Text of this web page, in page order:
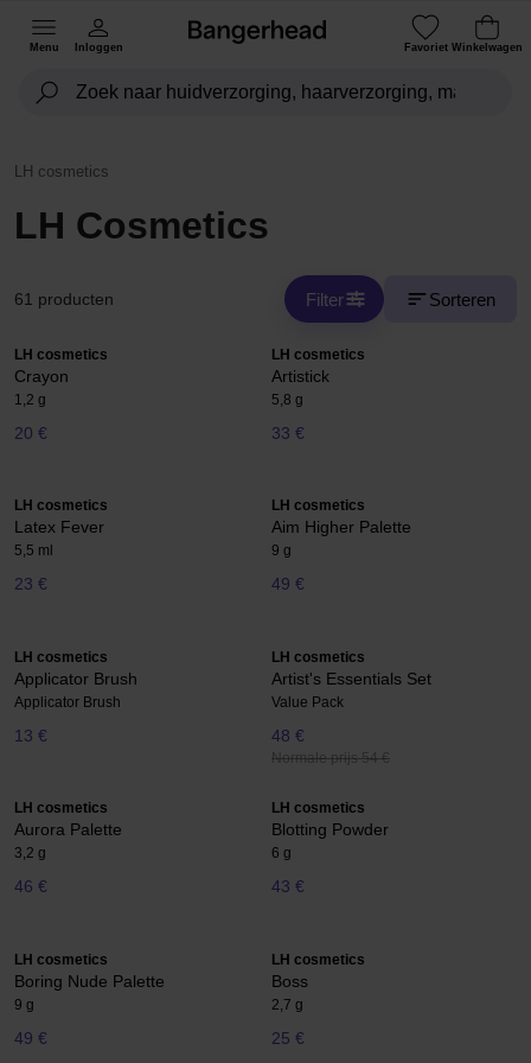
Menu Inloggen Favoriet Winkelwagen
LH cosmetics
LH Cosmetics
61 producten Filter Sorteren
LH cosmetics
Crayon
1,2 g
20 €
LH cosmetics
Artistick
5,8 g
33 €
LH cosmetics
Latex Fever
5,5 ml
23 €
LH cosmetics
Aim Higher Palette
9 g
49 €
LH cosmetics
Applicator Brush
Applicator Brush
13 €
LH cosmetics
Artist's Essentials Set
Value Pack
48 €
Normale prijs 54 €
LH cosmetics
Aurora Palette
3,2 g
46 €
LH cosmetics
Blotting Powder
6 g
43 €
LH cosmetics
Boring Nude Palette
9 g
49 €
LH cosmetics
Boss
2,7 g
25 €